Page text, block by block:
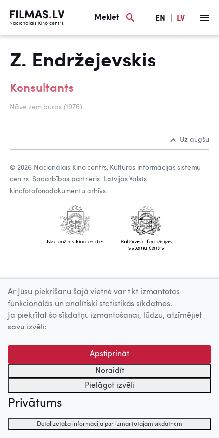
Meklēt EN LV
Z. Endržejevskis
Konsultants
Nāve zem buras (1976)
Uz augšu
© 2026 Nacionālais Kino centrs, Kultūras informācijas sistēmu
centrs. Sadarbības partneris: Latvijas Valsts
kinofotofonodokumentu arhīvs.
Ar Jūsu piekrišanu šajā vietnē var tikt izmantotas
funkcionālās un analītiski statistikās sīkdatnes.
Ja piekrītat šo sīkdatņu izmantošanai, lūdzu, atzīmējiet
savu izvēli:
Apstiprināt
Noraidīt
Pielāgot izvēli
Privātums
Detalizētāka informācija par izmantotajām sīkdatnēm